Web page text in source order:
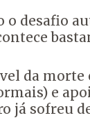
o desafio
da
e
já sofreu